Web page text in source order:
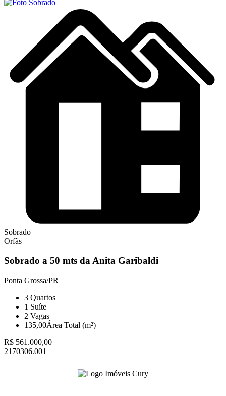
Sobrado
Orfãs
Sobrado a 50 mts da Anita Garibaldi
Ponta Grossa/PR
3 Quartos
1 Suíte
2 Vagas
135,00Área Total (m²)
R$ 561.000,00
2170306.001